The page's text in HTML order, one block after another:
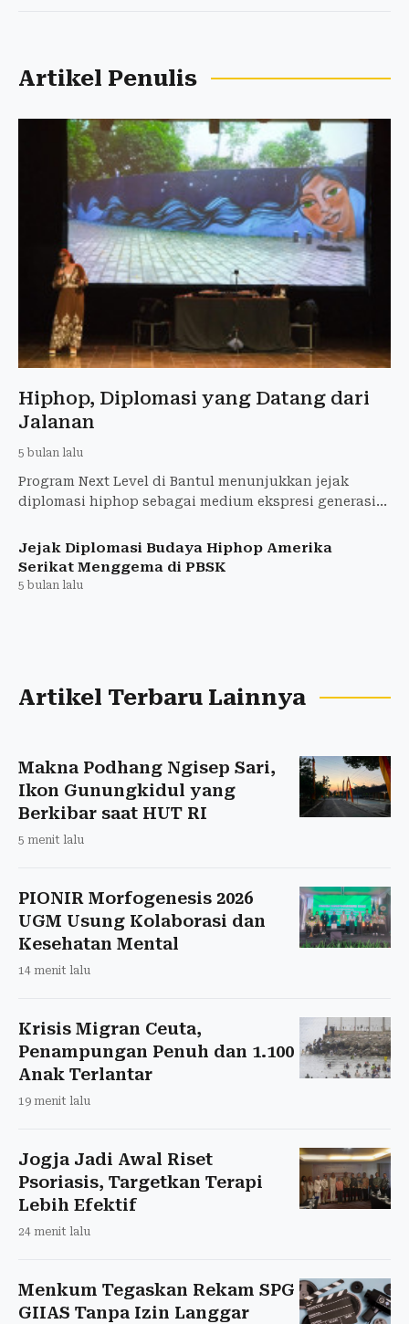
Artikel Penulis
Hiphop, Diplomasi yang Datang dari
Jalanan
5 bulan lalu
Program Next Level di Bantul menunjukkan jejak
diplomasi hiphop sebagai medium ekspresi generasi
Jejak Diplomasi Budaya Hiphop Amerika
Serikat Menggema di PBSK
5 bulan lalu
Artikel Terbaru Lainnya
Makna Podhang Ngisep Sari,
Ikon Gunungkidul yang
Berkibar saat HUT RI
5 menit lalu
PIONIR Morfogenesis 2026
UGM Usung Kolaborasi dan
Kesehatan Mental
14 menit lalu
Krisis Migran Ceuta,
Penampungan Penuh dan 1.100
Anak Terlantar
19 menit lalu
Jogja Jadi Awal Riset
Psoriasis, Targetkan Terapi
Lebih Efektif
24 menit lalu
Menkum Tegaskan Rekam SPG
GIIAS Tanpa Izin Langgar